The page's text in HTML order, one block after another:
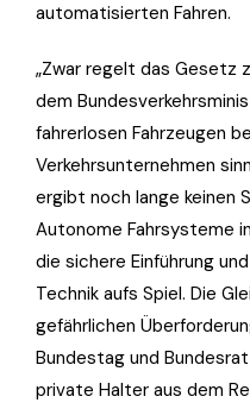
automatisierten Fahren.
„Zwar regelt das Gesetz
dem
fahrerlosen Fahrzeugen
Verkehrsunternehmen
ergibt noch lange keinen
Autonome Fahrsysteme
die sichere Einführung
Technik aufs Spiel. Die
gefährlichen
Bundestag und
private Halter aus dem